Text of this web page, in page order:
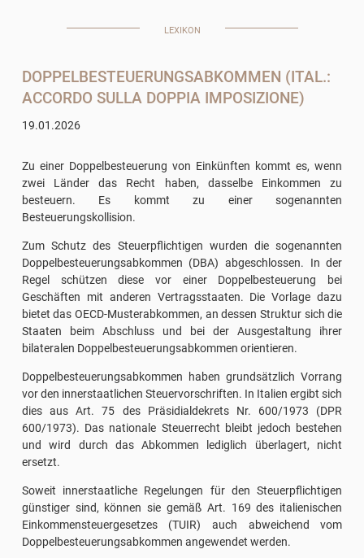
LEXIKON
DOPPELBESTEUERUNGSABKOMMEN (ITAL.:
ACCORDO SULLA DOPPIA IMPOSIZIONE)
19.01.2026
Zu einer Doppelbesteuerung von Einkünften kommt es, wenn
zwei Länder das Recht haben, dasselbe Einkommen zu
besteuern. Es kommt zu einer sogenannten
Besteuerungskollision.
Zum Schutz des Steuerpflichtigen wurden die sogenannten
Doppelbesteuerungsabkommen (DBA) abgeschlossen. In der
Regel schützen diese vor einer Doppelbesteuerung bei
Geschäften mit anderen Vertragsstaaten. Die Vorlage dazu
bietet das OECD-Musterabkommen, an dessen Struktur sich die
Staaten beim Abschluss und bei der Ausgestaltung ihrer
bilateralen Doppelbesteuerungsabkommen orientieren.
Doppelbesteuerungsabkommen haben grundsätzlich Vorrang
vor den innerstaatlichen Steuervorschriften. In Italien ergibt sich
dies aus Art. 75 des Präsidialdekrets Nr. 600/1973 (DPR
600/1973). Das nationale Steuerrecht bleibt jedoch bestehen
und wird durch das Abkommen lediglich überlagert, nicht
ersetzt.
Soweit innerstaatliche Regelungen für den Steuerpflichtigen
günstiger sind, können sie gemäß Art. 169 des italienischen
Einkommensteuergesetzes (TUIR) auch abweichend vom
Doppelbesteuerungsabkommen angewendet werden.